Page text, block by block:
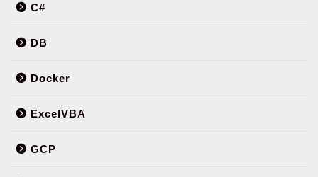
C#
DB
Docker
ExcelVBA
GCP